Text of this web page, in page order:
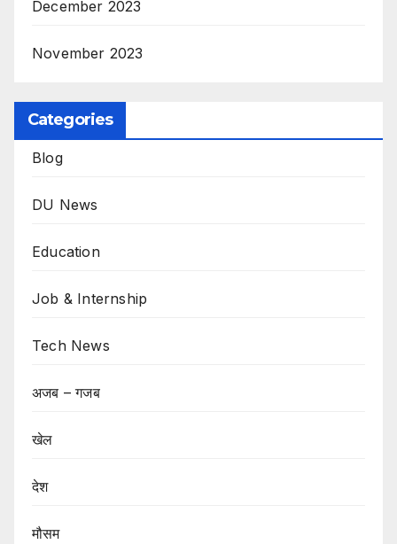
December 2023
November 2023
Categories
Blog
DU News
Education
Job & Internship
Tech News
अजब – गजब
खेल
देश
मौसम